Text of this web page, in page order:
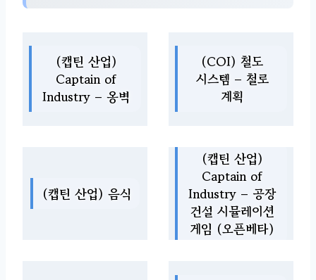
(캡틴 산업)
Captain of
Industry – 옹벽
(COI) 철도
시스템 – 철로
계획
(캡틴 산업) 음식
(캡틴 산업)
Captain of
Industry – 공장
건설 시뮬레이션
게임 (오픈베타)